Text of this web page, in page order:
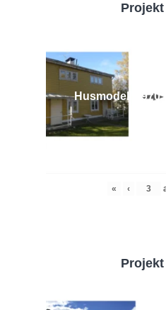
Projekt
Husmodell 1970
« ‹
Projekt